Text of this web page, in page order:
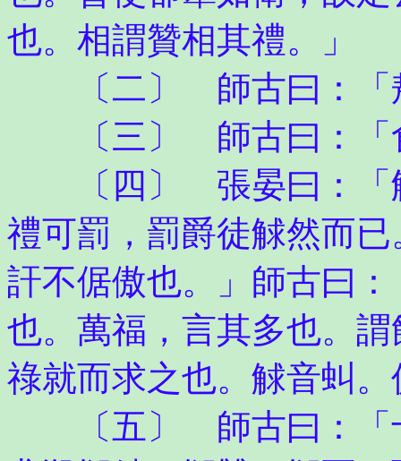
也。相謂贊相其禮。」
〔二〕 師古曰：「
〔三〕 師古曰：「
〔四〕 張晏曰：「觥
禮可罰，罰爵徒觩然而
訐不倨傲也。」師古曰
也。萬福，言其多也。
祿就而求之也。觩音虯
〔五〕 師古曰：「十